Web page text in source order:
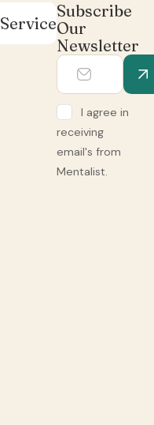
Services
Subscribe
Our
Newsletter
I agree in
receiving
email's from
Mentalist.